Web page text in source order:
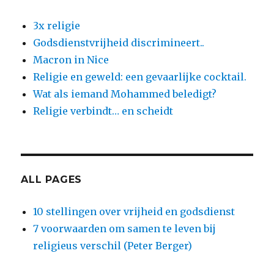
erover
schrijven
3x religie
Godsdienstvrijheid discrimineert..
Macron in Nice
Religie en geweld: een gevaarlijke cocktail.
Wat als iemand Mohammed beledigt?
Religie verbindt… en scheidt
ALL PAGES
10 stellingen over vrijheid en godsdienst
7 voorwaarden om samen te leven bij
religieus verschil (Peter Berger)